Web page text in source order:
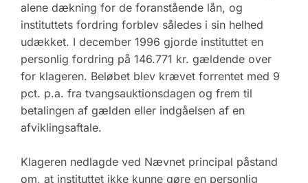
alene dækning for de foranstående lån, og
instituttets fordring forblev således i sin helhed
udækket. I december 1996 gjorde instituttet en
personlig fordring på 146.771 kr. gældende over
for klageren. Beløbet blev krævet forrentet med 9
pct. p.a. fra tvangsauktionsdagen og frem til
betalingen af gælden eller indgåelsen af en
afviklingsaftale.
Klageren nedlagde ved Nævnet principal påstand
om, at instituttet ikke kunne gøre en personlig